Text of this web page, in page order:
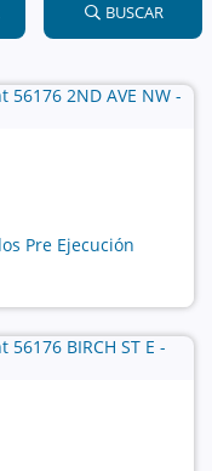
BUSCAR
Pre Ejecución